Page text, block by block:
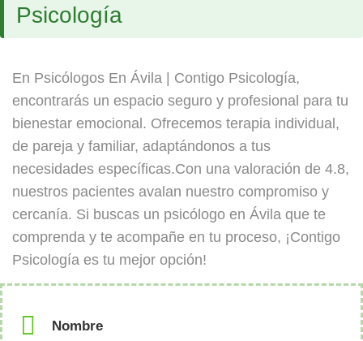
Psicología
En Psicólogos En Ávila | Contigo Psicología,
encontrarás un espacio seguro y profesional para tu
bienestar emocional. Ofrecemos terapia individual,
de pareja y familiar, adaptándonos a tus
necesidades específicas.Con una valoración de 4.8,
nuestros pacientes avalan nuestro compromiso y
cercanía. Si buscas un psicólogo en Ávila que te
comprenda y te acompañe en tu proceso, ¡Contigo
Psicología es tu mejor opción!
Nombre